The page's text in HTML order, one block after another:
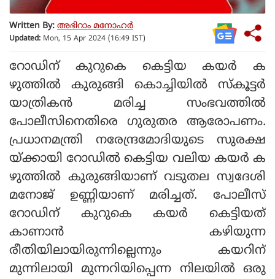
Written By: അഭിറാം മനോഹർ
Updated: Mon, 15 Apr 2024 (16:49 IST)
റോഡിന് കുറുകെ കെട്ടിയ കയര്‍ ക
ഴുത്തില്‍ കുരുങ്ങി കൊച്ചിയില്‍ സ്‌കൂട്ടര്‍
യാത്രികന്‍ മരിച്ച സംഭവത്തില്‍
പോലീസിനെതിരെ ഗുരുതര ആരോപണം.
പ്രധാനമന്ത്രി നരേന്ദ്രമോദിയുടെ സുരക്ഷ
യ്ക്കായി റോഡില്‍ കെട്ടിയ വലിയ കയര്‍ ക
ഴുത്തില്‍ കുരുങ്ങിയാണ് വടുതല സ്വദേശി
മനോജ് ഉണ്ണിയാണ് മരിച്ചത്. പോലീസ്
റോഡിന് കുറുകെ കയര്‍ കെട്ടിയത്
കാണാന്‍ കഴിയുന്ന
രീതിയിലായിരുന്നില്ലെന്നും കയറിന്
മുന്നിലായി മുന്നറിയിപ്പെന്ന നിലയില്‍ ഒരു